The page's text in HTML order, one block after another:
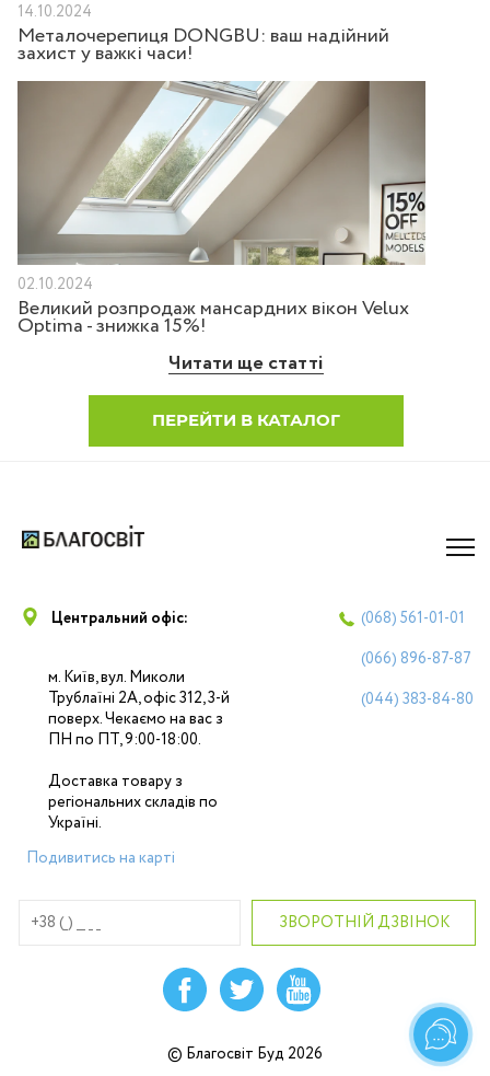
14.10.2024
Металочерепиця DONGBU: ваш надійний
захист у важкі часи!
02.10.2024
Великий розпродаж мансардних вікон Velux
Optima - знижка 15%!
Читати ще статті
ПЕРЕЙТИ В КАТАЛОГ
Центральний офіс:
м. Київ, вул. Миколи
Трублаїні 2А, офіс 312, 3-й
поверх. Чекаємо на вас з
ПН по ПТ, 9:00-18:00.
Доставка товару з
регіональних складів по
Україні.
Подивитись на карті
(068) 561-01-01
(066) 896-87-87
(044) 383-84-80
© Благосвіт Буд 2026